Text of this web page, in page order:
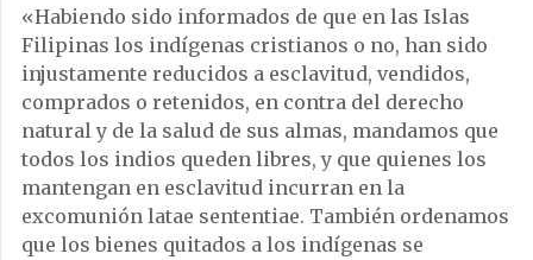
«Habiendo sido informados de que en las Islas
Filipinas los indígenas cristianos o no, han sido
injustamente reducidos a esclavitud, vendidos,
comprados o retenidos, en contra del derecho
natural y de la salud de sus almas, mandamos que
todos los indios queden libres, y que quienes los
mantengan en esclavitud incurran en la
excomunión latae sententiae. También ordenamos
que los bienes quitados a los indígenas se